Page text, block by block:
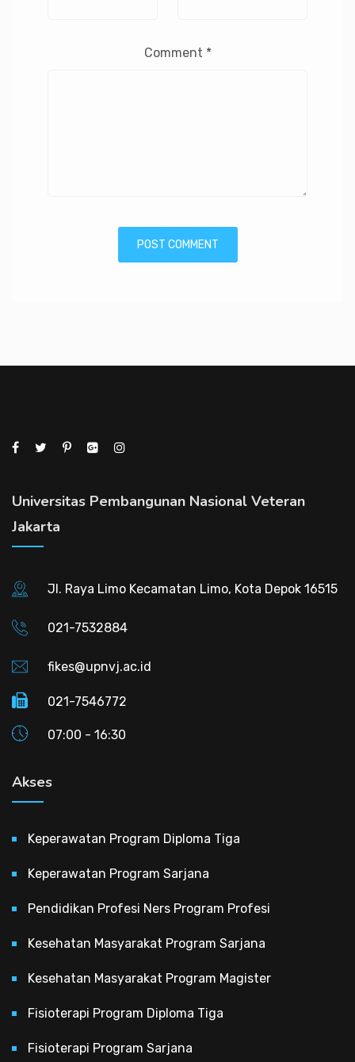
Comment *
Universitas Pembangunan Nasional Veteran
Jakarta
Jl. Raya Limo Kecamatan Limo, Kota Depok 16515
021-7532884
fikes@upnvj.ac.id
021-7546772
07:00 - 16:30
Akses
Keperawatan Program Diploma Tiga
Keperawatan Program Sarjana
Pendidikan Profesi Ners Program Profesi
Kesehatan Masyarakat Program Sarjana
Kesehatan Masyarakat Program Magister
Fisioterapi Program Diploma Tiga
Fisioterapi Program Sarjana